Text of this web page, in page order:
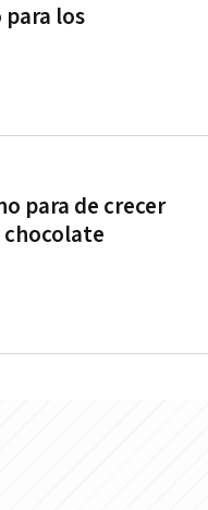
los
para de crecer
chocolate